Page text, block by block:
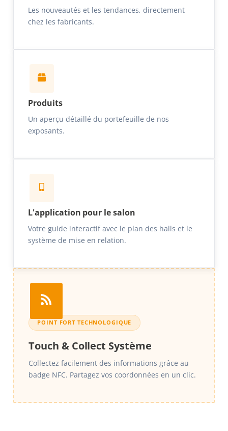
Les nouveautés et les tendances, directement
chez les fabricants.
Produits
Un aperçu détaillé du portefeuille de nos
exposants.
L'application pour le salon
Votre guide interactif avec le plan des halls et le
système de mise en relation.
POINT FORT TECHNOLOGIQUE
Touch & Collect Système
Collectez facilement des informations grâce au
badge NFC. Partagez vos coordonnées en un clic.